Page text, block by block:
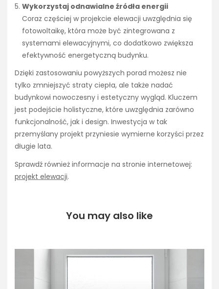
Wykorzystaj odnawialne źródła energii
Coraz częściej w projekcie elewacji uwzględnia się
fotowoltaikę, która może być zintegrowana z
systemami elewacyjnymi, co dodatkowo zwiększa
efektywność energetyczną budynku.
Dzięki zastosowaniu powyższych porad możesz nie
tylko zmniejszyć straty ciepła, ale także nadać
budynkowi nowoczesny i estetyczny wygląd. Kluczem
jest podejście holistyczne, które uwzględnia zarówno
funkcjonalność, jak i design. Inwestycja w tak
przemyślany projekt przyniesie wymierne korzyści przez
długie lata.
Sprawdź również informacje na stronie internetowej:
projekt elewacji.
You may also like